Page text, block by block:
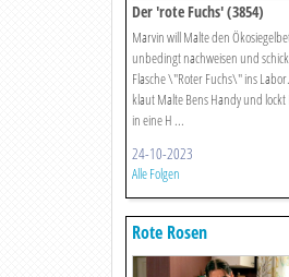
Der 'rote Fuchs' (3854)
Marvin will Malte den
unbedingt nachweisen und
Flasche \"Roter Fuchs\" ins
klaut Malte Bens Handy und lockt
in eine H ...
24-10-2023
Alle Folgen
Rote Rosen